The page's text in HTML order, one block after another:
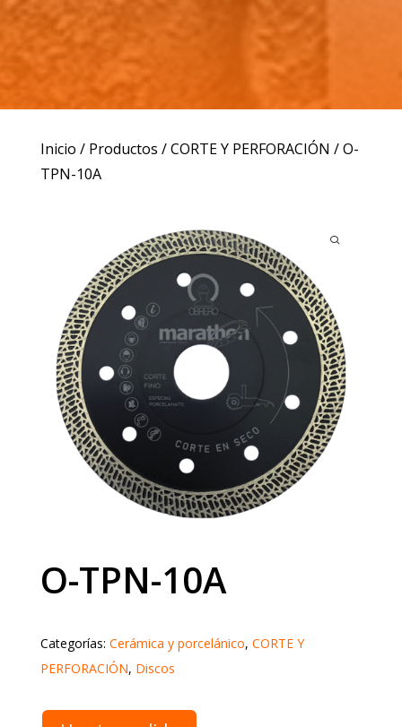
Inicio / Productos /CORTE Y PERFORACIÓN / O-
TPN-10A
O-TPN-10A
Categorías: Cerámica y porcelánico, CORTE Y
PERFORACIÓN, Discos